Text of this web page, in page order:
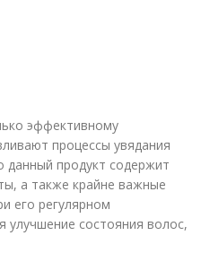
эффективному
процессы увядания
данный продукт содержит
а также крайне важные
его регулярном
улучшение состояния волос,